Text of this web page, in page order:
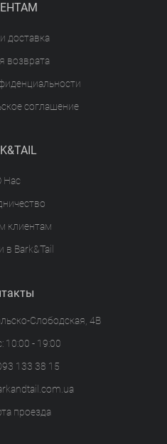
доставка
возврата
соглашение
Нас
клиентам
в Bark&Tail
Слободская, 4В
10:00 - 19:00
133 38 15
проезда